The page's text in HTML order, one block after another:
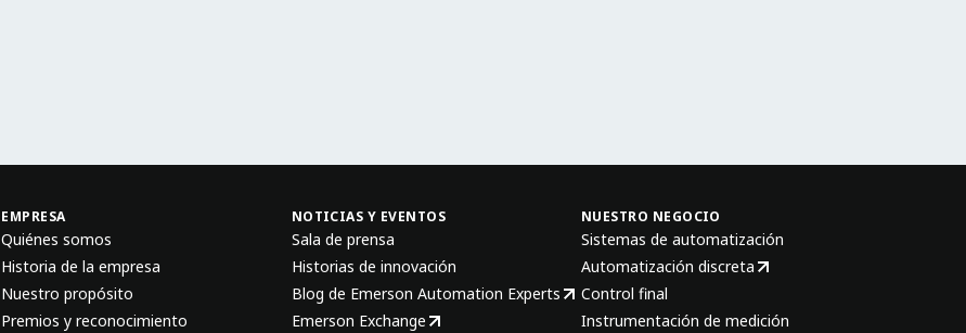
EMPRESA
Quiénes somos
Historia de la empresa
Nuestro propósito
Premios y reconocimiento
NOTICIAS Y EVENTOS
Sala de prensa
Historias de innovación
Blog de Emerson Automation Experts
Emerson Exchange
NUESTRO NEGOCIO
Sistemas de automatización
Automatización discreta
Control final
Instrumentación de medición